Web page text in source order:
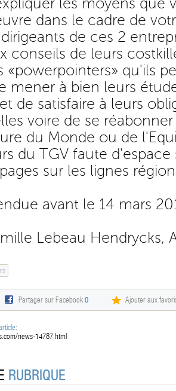
les moyens que
dans le cadre de
de ces 2
conseils de leurs
«powerpointers» qu'ils
mener à bien leurs
de satisfaire à leurs
voire de se
du Monde ou de
du TGV faute
sur les lignes
avant le 14 mars
Lebeau Hendrycks,
Partager sur Facebook0 Ajouter aux
news-14787.html
RUBRIQUE